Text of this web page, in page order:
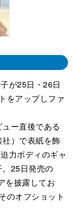
が25日・26日
をアップしファ
ー直後である
）で表紙を飾
力ボディのギャ
25日発売の
を披露してお
のオフショット